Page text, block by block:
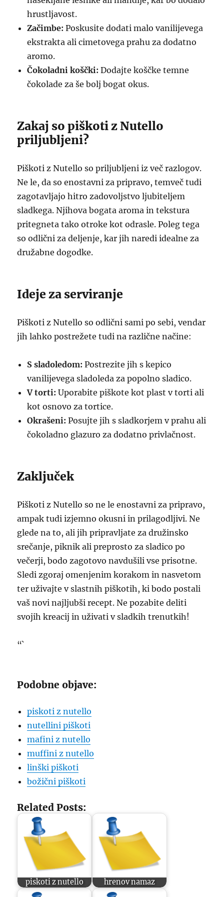
hrustljavost.
Začimbe: Poskusite dodati malo vanilijevega
ekstrakta ali cimetovega prahu za dodatno
aromo.
Čokoladni koščki: Dodajte koščke temne
čokolade za še bolj bogat okus.
Zakaj so piškoti z Nutello
priljubljeni?
Piškoti z Nutello so priljubljeni iz več razlogov.
Ne le, da so enostavni za pripravo, temveč tudi
zagotavljajo hitro zadovoljstvo ljubiteljem
sladkega. Njihova bogata aroma in tekstura
pritegneta tako otroke kot odrasle. Poleg tega
so odlični za deljenje, kar jih naredi idealne za
družabne dogodke.
Ideje za serviranje
Piškoti z Nutello so odlični sami po sebi, vendar
jih lahko postrežete tudi na različne načine:
S sladoledom: Postrezite jih s kepico
vanilijevega sladoleda za popolno sladico.
V torti: Uporabite piškote kot plast v torti ali
kot osnovo za tortice.
Okrašeni: Posujte jih s sladkorjem v prahu ali
čokoladno glazuro za dodatno privlačnost.
Zaključek
Piškoti z Nutello so ne le enostavni za pripravo,
ampak tudi izjemno okusni in prilagodljivi. Ne
glede na to, ali jih pripravljate za družinsko
srečanje, piknik ali preprosto za sladico po
večerji, bodo zagotovo navdušili vse prisotne.
Sledi zgoraj omenjenim korakom in nasvetom
ter uživajte v slastnih piškotih, ki bodo postali
vaš novi najljubši recept. Ne pozabite deliti
svojih kreacij in uživati v sladkih trenutkih!
“`
Podobne objave:
piskoti z nutello
nutellini piškoti
mafini z nutello
muffini z nutello
linški piškoti
božični piškoti
Related Posts:
piskoti z nutello hrenov namaz